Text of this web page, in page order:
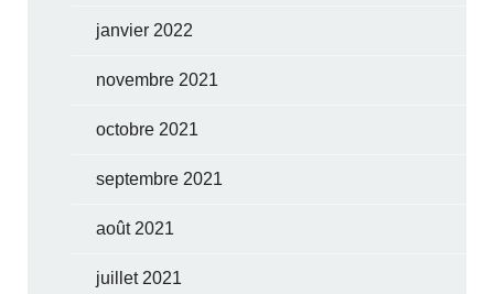
janvier 2022
novembre 2021
octobre 2021
septembre 2021
août 2021
juillet 2021